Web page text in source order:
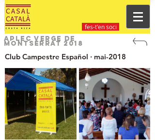
fes-t'en soci
Aplec Verge de
Montserrat 2018
Club Campestre Español · mai-2018